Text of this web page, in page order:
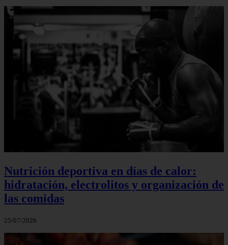
Nutrición deportiva en días de calor:
hidratación, electrolitos y organización de
las comidas
25/07/2026